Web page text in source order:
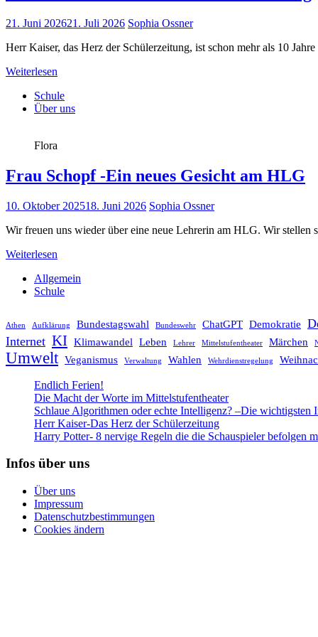
21. Juni 202621. Juli 2026 Sophia Ossner
Herr Kaiser, das Herz der Schülerzeitung, ist schon mehr als 10
Weiterlesen
Schule
Über uns
Flora
Frau Schopf -Ein neues Gesicht am HLG
10. Oktober 202518. Juni 2026 Sophia Ossner
Wir freuen uns wieder über eine neue Lehrerin am HLG. Wir stellen
Weiterlesen
Allgemein
Schule
Athen Aufklärung Bundestagswahl Bundeswehr ChatGPT Demokratie
Internet KI Klimawandel Leben Lehrer Mittelstufentheater Märchen
Umwelt Veganismus Verwaltung Wahlen Wehrdienstregelung
Endlich Ferien!
Die Macht der Worte im Mittelstufentheater
Schlaue Algorithmen oder echte Intelligenz? –Die wichtigsten
Herr Kaiser-Das Herz der Schülerzeitung
Harry Potter- 8 nervige Regeln die die Schauspieler befolgen
Infos über uns
Über uns
Impressum
Datenschutzbestimmungen
Cookies ändern